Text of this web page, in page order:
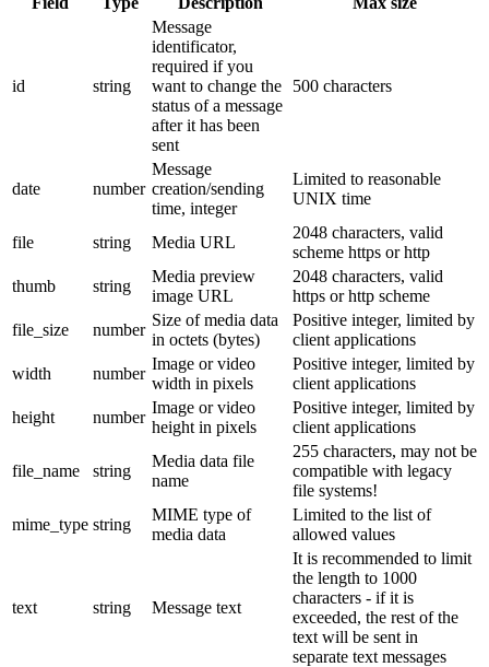
id string
Message
identificator,
required if you
want to change the
status of a message
after it has been
sent
500 characters
date number
Message
creation/sending
time, integer
Limited to reasonable
UNIX time
file string Media URL
2048 characters, valid
scheme https or http
thumb
string
Media preview
image URL
2048 characters, valid
https or http scheme
file_size
number
Size of media data
in octets (bytes)
Positive integer, limited by
client applications
width
number
Image or video
width in pixels
Positive integer, limited by
client applications
height
number
Image or video
height in pixels
Positive integer, limited by
client applications
file_name string
Media data file
name
255 characters, may not be
compatible with legacy
file systems!
mime_type string
MIME type of
media data
Limited to the list of
allowed values
text string Message text
It is recommended to limit
the length to 1000
characters - if it is
exceeded, the rest of the
text will be sent in
separate text messages